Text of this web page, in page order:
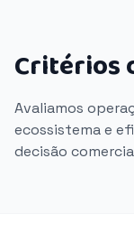
Critérios
Avaliamos
ecossistema e
decisão